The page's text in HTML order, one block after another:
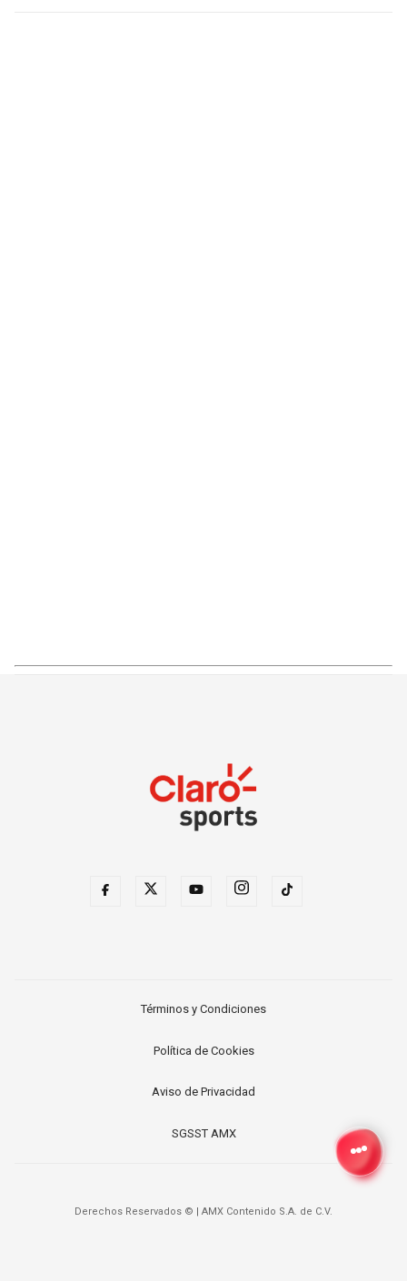
Términos y Condiciones
Política de Cookies
Aviso de Privacidad
SGSST AMX
Derechos Reservados © AMX Contenido S.A. de C.V.